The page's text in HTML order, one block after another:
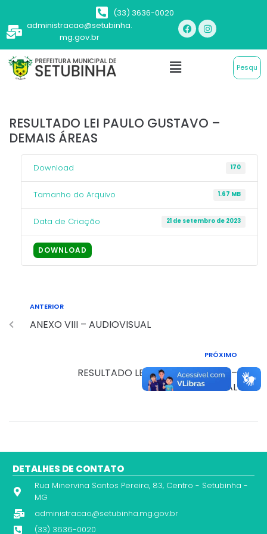
(33) 3636-0020
administracao@setubinha.
mg.gov.br
RESULTADO LEI PAULO GUSTAVO –
DEMAIS ÁREAS
Download 170
Tamanho do Arquivo 1.67 MB
Data de Criação 21 de setembro de 2023
DOWNLOAD
ANTERIOR
ANEXO VIII – AUDIOVISUAL
PRÓXIMO
RESULTADO LEI PAULO GUSTAVO –
AUDIOVISUAL
DETALHES DE CONTATO
Rua Minervina Santos Pereira, 83, Centro - Setubinha -
MG
administracao@setubinha.mg.gov.br
(33) 3636-0020